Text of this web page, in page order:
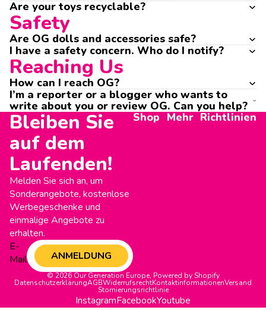
Are your toys recyclable?
Safety
Are OG dolls and accessories safe?
I have a safety concern. Who do I notify?
Reaching Us
How can I reach OG?
I’m a reporter or a blogger who wants to
write about you or review OG. Can you help?
Bleiben Sie
auf dem
Laufenden!
Melden Sie sich an, um
Sonderangebote, kostenlose
Werbegeschenke und
einmalige Angebote zu
erhalten.
E-
Mail
ANMELDUNG
Shop Mehr Richtlinien
© 2026 Our Generation Europe, Powered by Shopify
DatenschutzerklärungAGBWiderrufsrechtKontaktinformationenVersand
Stornierungsrichtlinie
InstagramFacebookYoutube